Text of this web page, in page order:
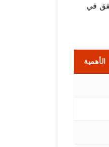
تحقق في
الأهمية